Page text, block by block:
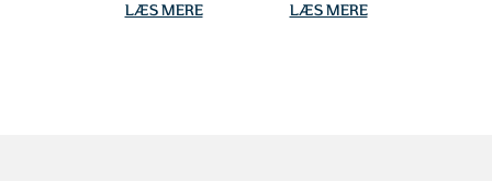
LÆS MERE LÆS MERE